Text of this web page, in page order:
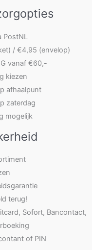
PostNL
/ €4,95 (envelop)
vanaf €60,-
kiezen
afhaalpunt
zaterdag
mogelijk
terug!
Sofort, Bancontact,
of PIN